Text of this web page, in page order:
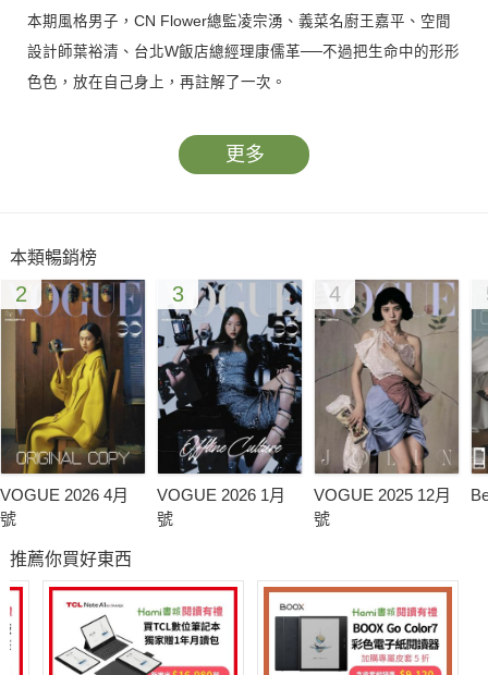
本期風格男子，CN Flower總監凌宗湧、義菜名廚王嘉平、空間
設計師葉裕清、台北W飯店總經理康儒革──不過把生命中的形形
色色，放在自己身上，再註解了一次。
【探索威士忌】：在充滿泥煤及海風鹹味的艾雷島，喝一口威士
味。
【皮靴特蒐】：兼備手工藝術與堅固耐用的Julian Boots；美式
工作靴經典代表Red Wing；美國百年老牌Chippewa；滿載英國
時尚龐克搖滾與叛逆精髓的Dr.Martens；以及台灣極富企圖心的
品牌林果良品，實搭的靴款，你是不是還少一雙？
更多
本類暢銷榜
2
VOGUE 2026 4月
號
3
VOGUE 2026 1月
號
4
VOGUE 2025 12月
號
推薦你買好東西